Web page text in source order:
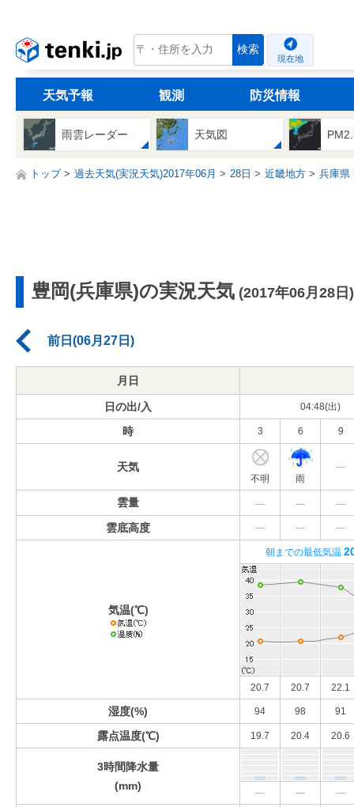
tenki.jp 検索
現在地
天気予報 観測 防災情報
雨雲レーダー 天気図
トップ 過去天気(実況天気)2017年06月 28日 近畿地方 兵庫県
豊岡(兵庫県)の実況天気 (2017年06月28日)
前日(06月27日)
月日
日の出/入 04:48(出)
時 3 6 9
天気
不明 雨
---
雲量 --- --- ---
雲底高度 --- --- ---
気温(℃)
朝までの最低気温
20.7 20.7 22.1
湿度(%) 94 98 91
露点温度(℃) 19.7 20.4 20.6
3時間降水量
(mm)
--- --- ---